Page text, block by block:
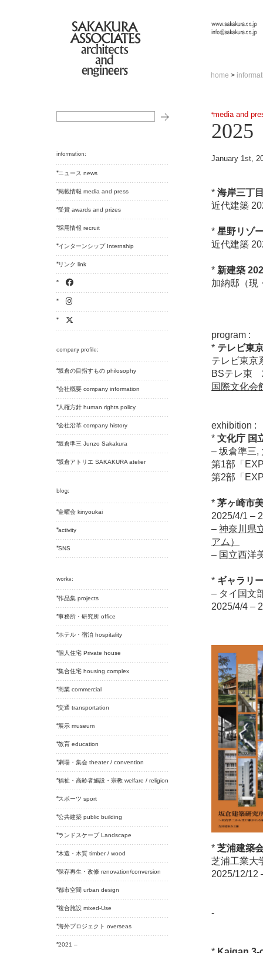
home >
ニュース news
掲載情報 media and press
受賞 awards and prizes
採用情報 recruit
インターンシップ Internship
リンク link
坂倉の目指すもの philosophy
会社概要 company information
人権方針 human rights policy
会社沿革 company history
坂倉準三 Junzo Sakakura
坂倉アトリエ SAKAKURA atelier
金曜会 kinyoukai
activity
SNS
作品集 projects
事務所・研究所 office
ホテル・宿泊 hospitality
個人住宅 Private house
集合住宅 housing complex
商業 commercial
交通 transportation
展示 museum
教育 education
劇場・集会 theater / convention
福祉・高齢者施設・宗教 welfare / religion
スポーツ sport
公共建築 public building
ランドスケープ Landscape
木造・木質 timber / wood
保存再生・改修 renovation/conversion
都市空間 urban design
複合施設 mixed-Use
海外プロジェクト overseas
2021 –
media and
2025
January 1st,
* 海岸三丁
近代建築
* 星野リゾ
近代建築
* 新建築
加納邸（現
* テレビ東
テレビ東
BSテレ東
国際文化会
exhibition :
* 文化庁 国
– 坂倉準三,
第1部「
第2部「
* 茅ヶ崎市
2025/4/1 –
– 神奈川県
アム）
– 国立西洋
* ギャラリ
– タイ国文
2025/4/4 –
* 芝浦建築
芝浦工業
2025/12/12
-